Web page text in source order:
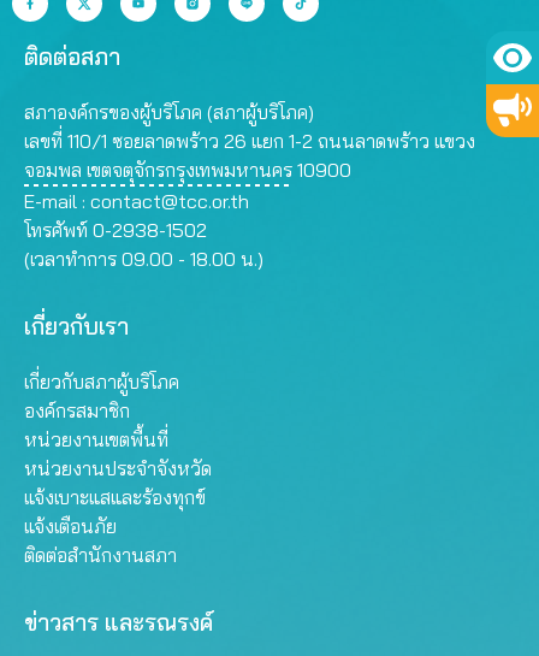
ติดต่อสภา
สภาองค์กรของผู้บริโภค (สภาผู้บริโภค)
เลขที่ 110/1 ซอยลาดพร้าว 26 แยก 1-2 ถนนลาดพร้าว แขวง
จอมพล เขตจตุจักรกรุงเทพมหานคร 10900
E-mail : contact@tcc.or.th
โทรศัพท์ 0-2938-1502
(เวลาทำการ 09.00 - 18.00 น.)
เกี่ยวกับเรา
เกี่ยวกับสภาผู้บริโภค
องค์กรสมาชิก
หน่วยงานเขตพื้นที่
หน่วยงานประจำจังหวัด
แจ้งเบาะแสและร้องทุกข์
แจ้งเตือนภัย
ติดต่อสำนักงานสภา
ข่าวสาร และรณรงค์